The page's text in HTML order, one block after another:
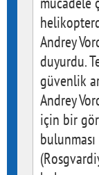
Andrey
duyurdu.
güvenlik
Andrey
için bir